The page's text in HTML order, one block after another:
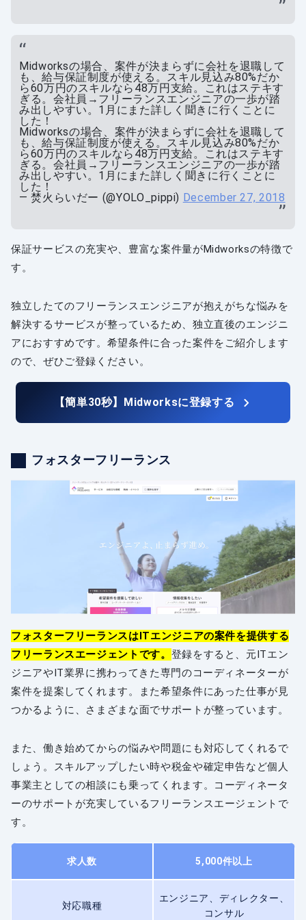
Midworksの場合、案件が決まらずに会社を退職して
も、給与保証制度が使える。スキル見込み80%だか
ら60万円のスキルなら48万円支給。これはステキす
ぎる。会社員→フリーランスエンジニアの一歩が踏
み出しやすい。1月にまた詳しく聞きに行くことに
した！
Midworksの場合、案件が決まらずに会社を退職して
も、給与保証制度が使える。スキル見込み80%だか
ら60万円のスキルなら48万円支給。これはステキす
ぎる。会社員→フリーランスエンジニアの一歩が踏
み出しやすい。1月にまた詳しく聞きに行くことに
した！
— 焚火らいだー (@YOLO_pippi) December 27, 2018
保証サービスの充実や、豊富な案件量がMidworksの特徴で
す。
独立したてのフリーランスエンジニアが抱えがちな悩みを
解決するサービスが整っているため、独立直後のエンジニ
アにおすすめです。希望条件に合った案件をご紹介します
ので、ぜひご登録ください。
【簡単30秒】Midworksに登録する
フォスターフリーランス
フォスターフリーランスはITエンジニアの案件を提供する
フリーランスエージェントです。 登録をすると、元ITエン
ジニアやIT業界に携わってきた専門のコーディネーターが
案件を提案してくれます。また希望条件にあった仕事が見
つかるように、さまざまな面でサポートが整っています。
また、働き始めてからの悩みや問題にも対応してくれるで
しょう。スキルアップしたい時や税金や確定申告など個人
事業主としての相談にも乗ってくれます。コーディネータ
ーのサポートが充実しているフリーランスエージェントで
す。
求人数 5,000件以上
対応職種
エンジニア、ディレクター、
コンサル